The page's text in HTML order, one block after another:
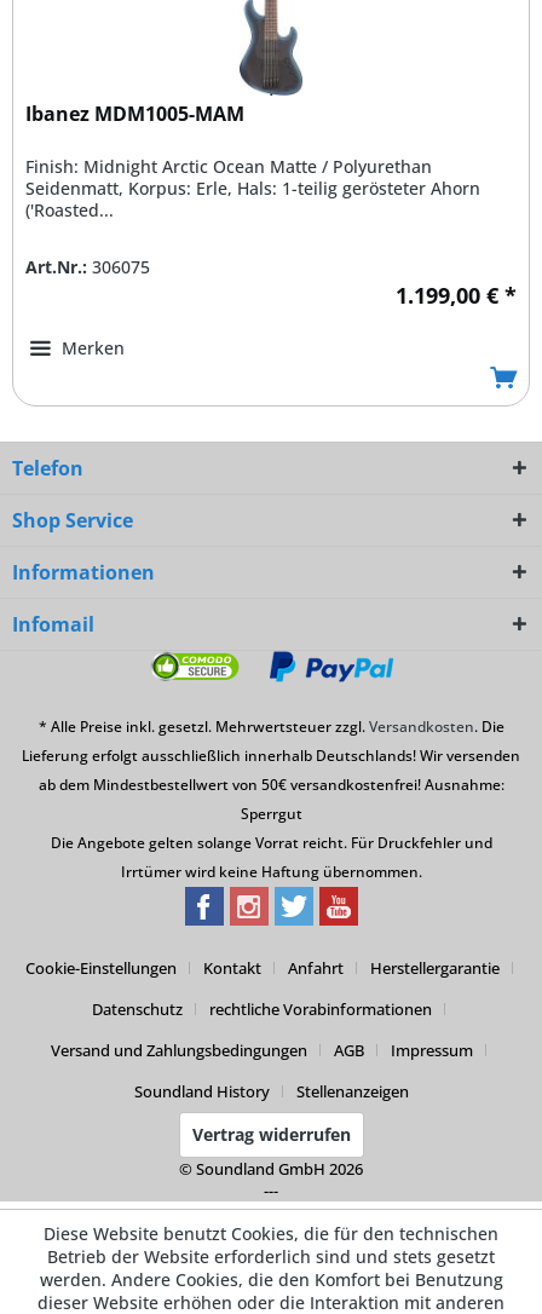
Ibanez MDM1005-MAM
Finish: Midnight Arctic Ocean Matte / Polyurethan
Seidenmatt, Korpus: Erle, Hals: 1-teilig gerösteter Ahorn
('Roasted...
Art.Nr.: 306075
1.199,00 € *
Merken
Telefon
Shop Service
Informationen
Infomail
* Alle Preise inkl. gesetzl. Mehrwertsteuer zzgl.Versandkosten. Die
Lieferung erfolgt ausschließlich innerhalb Deutschlands! Wir versenden
ab dem Mindestbestellwert von 50€ versandkostenfrei! Ausnahme:
Sperrgut
Die Angebote gelten solange Vorrat reicht. Für Druckfehler und
Irrtümer wird keine Haftung übernommen.
Cookie-Einstellungen Kontakt Anfahrt
Herstellergarantie
Datenschutz
rechtliche Vorabinformationen
Versand und Zahlungsbedingungen
AGB
Impressum
Soundland History
Stellenanzeigen
Vertrag widerrufen
© Soundland GmbH 2026
---
Diese Website benutzt Cookies, die für den technischen
Betrieb der Website erforderlich sind und stets gesetzt
werden. Andere Cookies, die den Komfort bei Benutzung
dieser Website erhöhen oder die Interaktion mit anderen